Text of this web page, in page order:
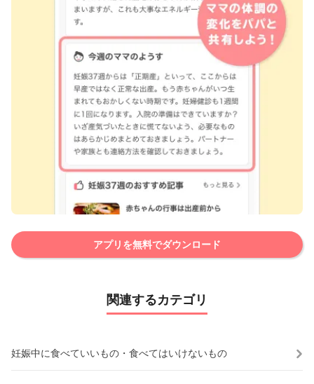
アプリを無料でダウンロード
関連するカテゴリ
妊娠中に食べていいもの・食べてはいけないもの